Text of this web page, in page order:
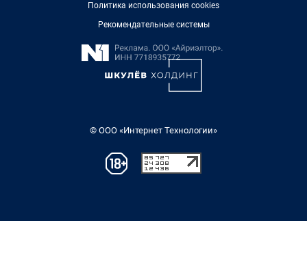
Политика использования cookies
Рекомендательные системы
© ООО «Интернет Технологии»